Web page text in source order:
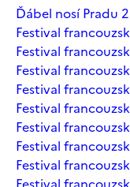
Ďábel nosí Pradu 2
Festival
Festival
Festival
Festival
Festival
Festival
Festival
Festival